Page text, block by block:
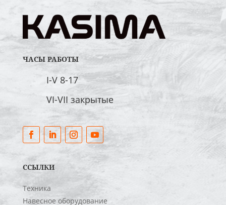
ЧАСЫ РАБОТЫ
I-V 8-17
VI-VII закрытые
ССЫЛКИ
Техника
Навесное оборудование